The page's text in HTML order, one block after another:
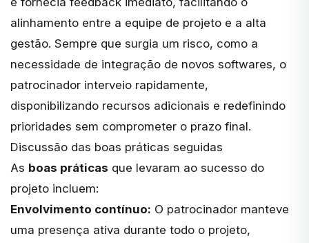
alinhamento entre a equipe de projeto e a alta
gestão. Sempre que surgia um risco, como a
necessidade de integração de novos softwares, o
patrocinador interveio rapidamente,
disponibilizando recursos adicionais e redefinindo
prioridades sem comprometer o prazo final.
Discussão das boas práticas seguidas
As boas práticas que levaram ao sucesso do
projeto incluem:
Envolvimento contínuo: O patrocinador manteve
uma presença ativa durante todo o projeto,